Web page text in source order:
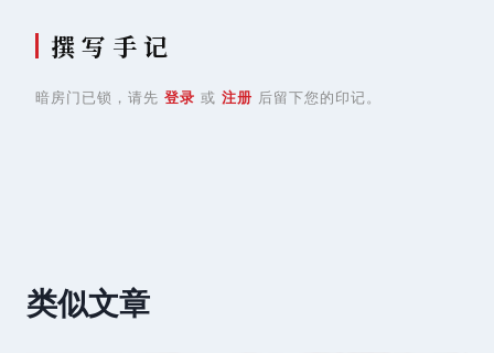
撰 写 手 记
暗房门已锁，请先 登录 或 注册 后留下您的印记。
类似文章